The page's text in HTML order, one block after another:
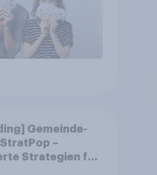
Gemeinde-
–
Strategien für